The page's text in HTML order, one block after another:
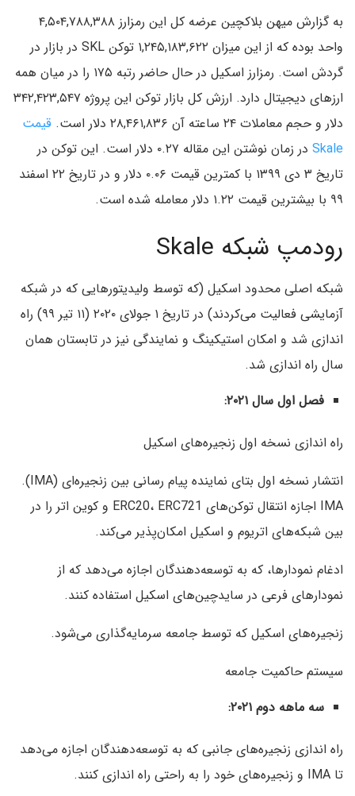
به گزارش میهن بلاکچین عرضه کل این رمزارز ۴,۵۰۴,۷۸۸,۳۸۸
واحد بوده که از این میزان ۱,۲۴۵,۱۸۳,۶۲۲ توکن SKL در بازار در
گردش است. رمزارز اسکیل در حال حاضر رتبه ۱۷۵ را در میان همه
ارزهای دیجیتال دارد. ارزش کل بازار توکن این پروژه ۳۴۲,۴۲۳,۵۴۷
دلار و حجم معاملات ۲۴ ساعته آن ۲۸,۴۶۱,۸۳۶ دلار است.
قیمت
Skale
در زمان نوشتن این مقاله ۰.۲۷ دلار است. این توکن در
تاریخ ۳ دی ۱۳۹۹ با کمترین قیمت ۰.۰۶ دلار و در تاریخ ۲۲ اسفند
۹۹ با بیشترین قیمت ۱.۲۲ دلار معامله شده است.
رودمپ شبکه Skale
شبکه اصلی محدود اسکیل (که توسط ولیدیتورهایی که در شبکه
آزمایشی فعالیت می‌کردند) در تاریخ ۱ جولای ۲۰۲۰ (۱۱ تیر ۹۹) راه
اندازی شد و امکان استیکینگ و نمایندگی نیز در تابستان همان
سال راه اندازی شد.
فصل اول سال ۲۰۲۱:
راه اندازی نسخه اول زنجیره‌های اسکیل
انتشار نسخه اول بتای نماینده پیام رسانی بین زنجیره‌ای (IMA).
IMA اجازه انتقال توکن‌های ERC20، ERC721 و کوین اتر را در
بین شبکه‌های اتریوم و اسکیل امکان‌پذیر می‌کند.
ادغام نمودارها، که به توسعه‌دهندگان اجازه می‌دهد که از
نمودارهای فرعی در سایدچین‌های اسکیل استفاده کنند.
زنجیره‌های اسکیل که توسط جامعه سرمایه‌گذاری می‌شود.
سیستم حاکمیت جامعه
سه ماهه دوم ۲۰۲۱:
راه اندازی زنجیره‌های جانبی که به توسعه‌دهندگان اجازه می‌دهد
تا IMA و زنجیره‌های خود را به راحتی راه اندازی کنند.